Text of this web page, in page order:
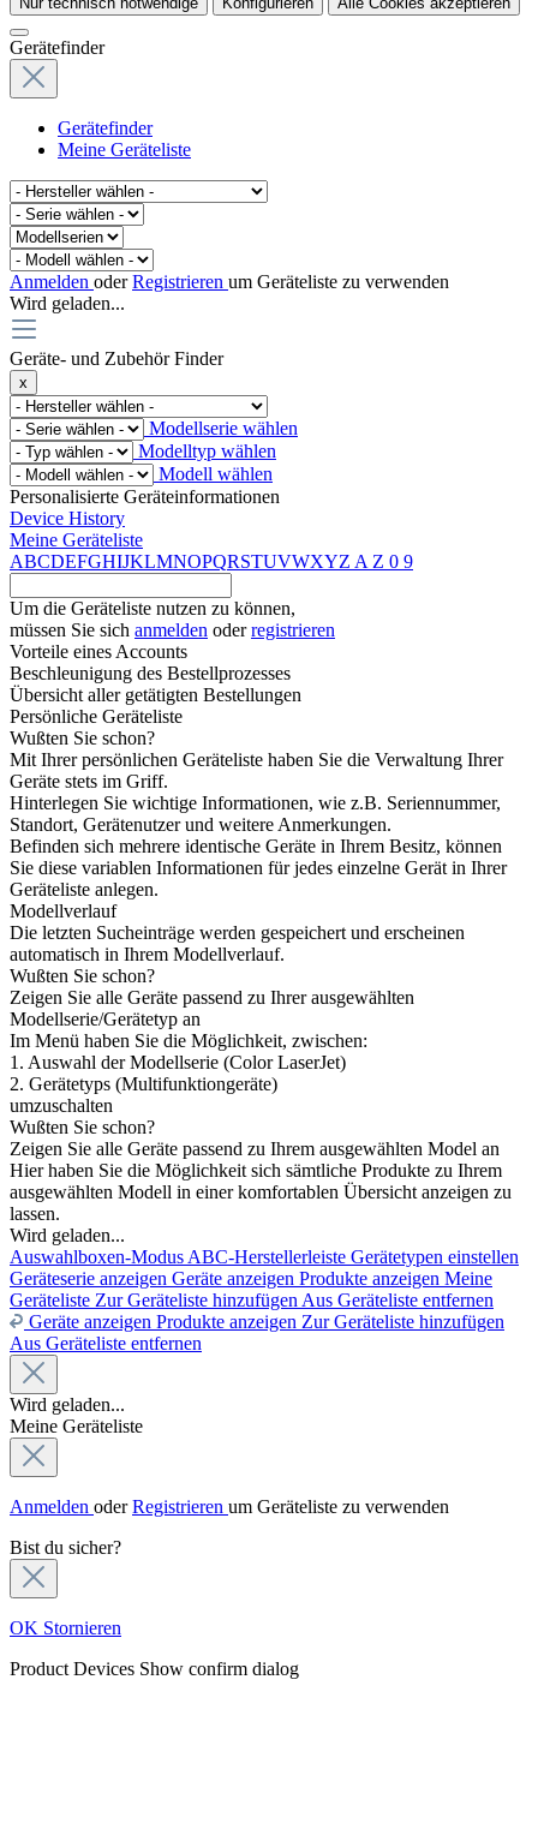
Gerätefinder
Gerätefinder
Meine Geräteliste
Anmelden oderRegistrieren um Geräteliste zu verwenden
Wird geladen...
Geräte- und Zubehör Finder
x
Modellserie wählen
Modelltyp wählen
Modell wählen
Personalisierte Geräteinformationen
Device History
Meine Geräteliste
ABCDEFGHIJKLMNOPQRSTUVWXYZ A Z 0 9
Um die Geräteliste nutzen zu können,
müssen Sie sich anmelden oderregistrieren
Vorteile eines Accounts
Beschleunigung des Bestellprozesses
Übersicht aller getätigten Bestellungen
Persönliche Geräteliste
Wußten Sie schon?
Mit Ihrer persönlichen Geräteliste haben Sie die Verwaltung Ihrer
Geräte stets im Griff.
Hinterlegen Sie wichtige Informationen, wie z.B. Seriennummer,
Standort, Gerätenutzer und weitere Anmerkungen.
Befinden sich mehrere identische Geräte in Ihrem Besitz, können
Sie diese variablen Informationen für jedes einzelne Gerät in Ihrer
Geräteliste anlegen.
Modellverlauf
Die letzten Sucheinträge werden gespeichert und erscheinen
automatisch in Ihrem Modellverlauf.
Wußten Sie schon?
Zeigen Sie alle Geräte passend zu Ihrer ausgewählten
Modellserie/Gerätetyp an
Im Menü haben Sie die Möglichkeit, zwischen:
1. Auswahl der Modellserie (Color LaserJet)
2. Gerätetyps (Multifunktiongeräte)
umzuschalten
Wußten Sie schon?
Zeigen Sie alle Geräte passend zu Ihrem ausgewählten Model an
Hier haben Sie die Möglichkeit sich sämtliche Produkte zu Ihrem
ausgewählten Modell in einer komfortablen Übersicht anzeigen zu
lassen.
Wird geladen...
Auswahlboxen-Modus ABC-Herstellerleiste Gerätetypen einstellen
Geräteserie anzeigen Geräte anzeigen Produkte anzeigen Meine
Geräteliste Zur Geräteliste hinzufügen Aus Geräteliste entfernen
Geräte anzeigen Produkte anzeigen Zur Geräteliste hinzufügen
Aus Geräteliste entfernen
Wird geladen...
Meine Geräteliste
Anmelden oderRegistrieren um Geräteliste zu verwenden
Bist du sicher?
OK Stornieren
Product Devices Show confirm dialog